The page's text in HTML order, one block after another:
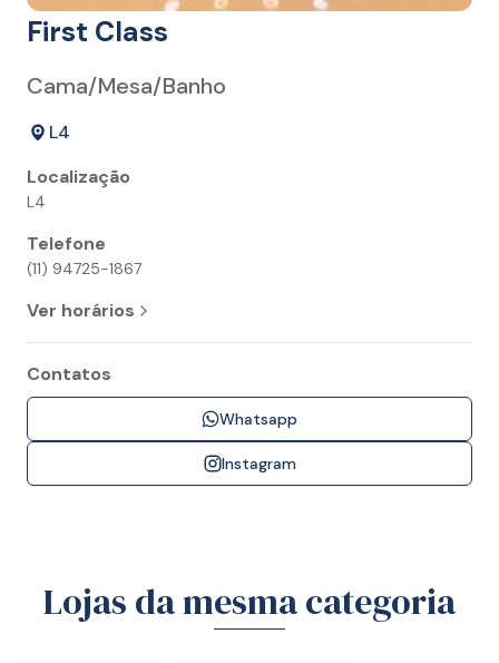
First Class
Cama/Mesa/Banho
L4
Localização
L4
Telefone
(11) 94725-1867
Ver horários
Contatos
Whatsapp
Instagram
Lojas da mesma categoria